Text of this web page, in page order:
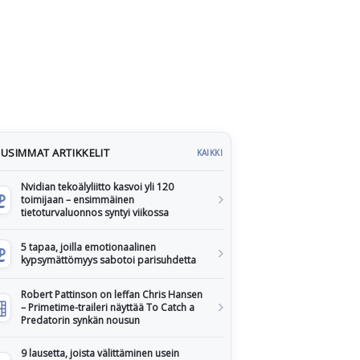
ARTIKKELIT KAIKKI
Nvidian tekoälyliitto kasvoi yli 120
toimijaan – ensimmäinen
tietoturvaluonnos syntyi viikossa
5 tapaa, joilla emotionaalinen
kypsymättömyys sabotoi parisuhdetta
Robert Pattinson on leffan Chris Hansen
– Primetime-traileri näyttää To Catch a
Predatorin synkän nousun
9 lausetta, joista välittäminen usein